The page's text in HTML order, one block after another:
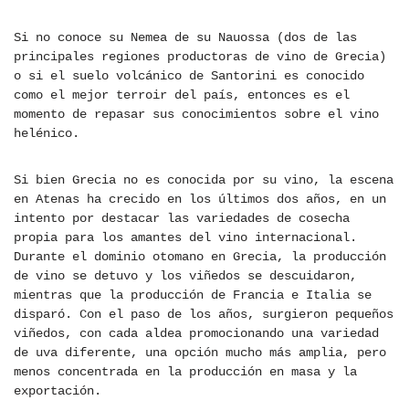
Si no conoce su Nemea de su Nauossa (dos de las
principales regiones productoras de vino de Grecia)
o si el suelo volcánico de Santorini es conocido
como el mejor terroir del país, entonces es el
momento de repasar sus conocimientos sobre el vino
helénico.
Si bien Grecia no es conocida por su vino, la escena
en Atenas ha crecido en los últimos dos años, en un
intento por destacar las variedades de cosecha
propia para los amantes del vino internacional.
Durante el dominio otomano en Grecia, la producción
de vino se detuvo y los viñedos se descuidaron,
mientras que la producción de Francia e Italia se
disparó. Con el paso de los años, surgieron pequeños
viñedos, con cada aldea promocionando una variedad
de uva diferente, una opción mucho más amplia, pero
menos concentrada en la producción en masa y la
exportación.